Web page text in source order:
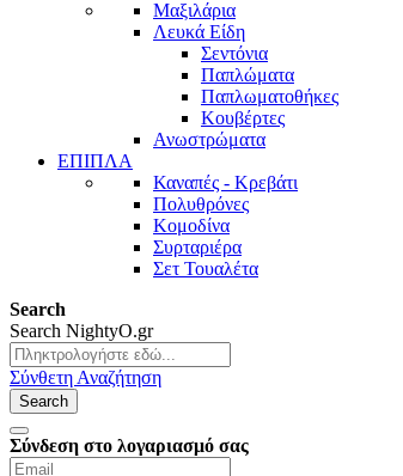
Μαξιλάρια
Λευκά Είδη
Σεντόνια
Παπλώματα
Παπλωματοθήκες
Κουβέρτες
Ανωστρώματα
ΕΠΙΠΛΑ
Καναπές - Κρεβάτι
Πολυθρόνες
Κομοδίνα
Συρταριέρα
Σετ Τουαλέτα
Search
Search NightyO.gr
Σύνθετη Αναζήτηση
Search
Σύνδεση στο λογαριασμό σας